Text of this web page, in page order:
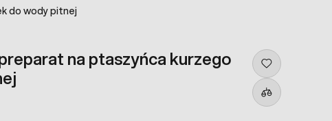
do wody pitnej
na ptaszyńca kurzego